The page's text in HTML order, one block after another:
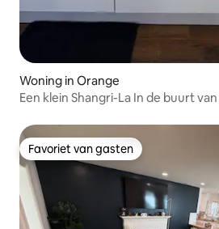
Woning in Orange
Favoriet van gasten
Favoriet van gasten